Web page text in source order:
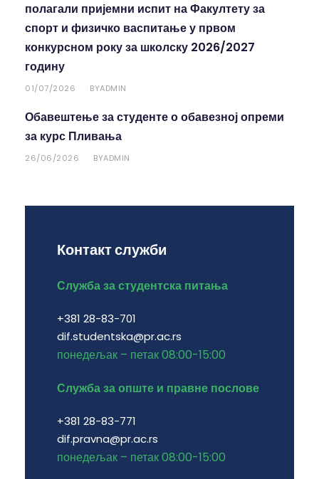
полагали пријемни испит на Факултету за
спорт и физичко васпитање у првом
конкурсном року за школску 2026/2027
годину
01/07/2026 BYADMIN
Обавештење за студенте о обавезној опреми
за курс Пливања
26/06/2026 BYADMIN
Контакт служби
Служба за студентска питања
+381 28-83-701
dif.studentska@pr.ac.rs
понедељак – петак 08:00-15:00
Служба за опште и правне послове
+381 28-83-771
dif.pravna@pr.ac.rs
понедељак – петак 08:00-15:00